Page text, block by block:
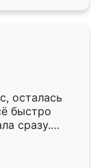
из
здесь.
осталась
быстро
сразу.
к
Собрали